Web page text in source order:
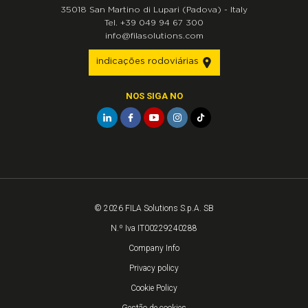
35018 San Martino di Lupari (Padova) -
Italy
Tel. +39 049 94 67 300
info@filasolutions.com
indicações rodoviárias
NOS SIGA NO
© 2026 FILA Solutions S.p.A. SB
N.º Iva IT00229240288
Company Info
Privacy policy
Cookie Policy